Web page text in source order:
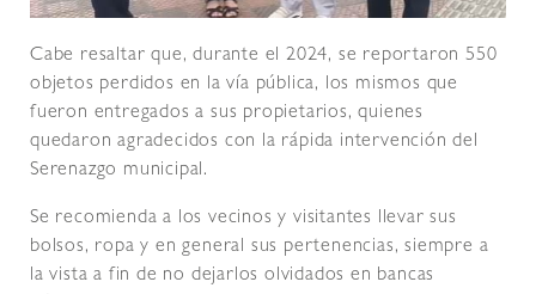
Cabe resaltar que, durante el 2024, se reportaron 550
objetos perdidos en la vía pública, los mismos que
fueron entregados a sus propietarios, quienes
quedaron agradecidos con la rápida intervención del
Serenazgo municipal.
Se recomienda a los vecinos y visitantes llevar sus
bolsos, ropa y en general sus pertenencias, siempre a
la vista a fin de no dejarlos olvidados en bancas